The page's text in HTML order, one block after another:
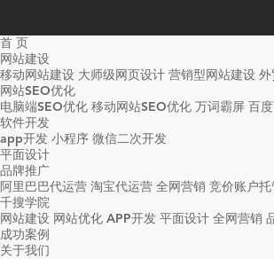
首 页
网站建设
移动网站建设 大师级网页设计 营销型网站建设 外
网站SEO优化
电脑端SEO优化 移动网站SEO优化 万词霸屏 百
软件开发
app开发 小程序 微信二次开发
平面设计
品牌推广
阿里巴巴代运营 淘宝代运营 全网营销 竞价账户托
千搜学院
网站建设 网站优化 APP开发 平面设计 全网营销
成功案例
关于我们